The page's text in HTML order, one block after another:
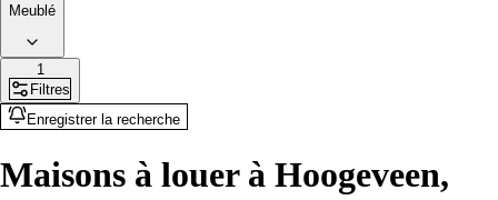
Meublé
1
Filtres
Enregistrer la recherche
Maisons à louer à Hoogeveen,